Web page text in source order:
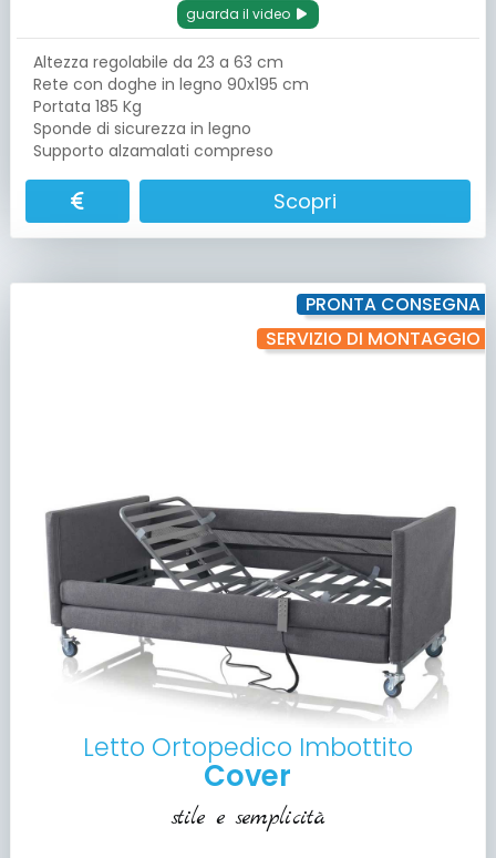
guarda il video
Altezza regolabile da 23 a 63 cm
Rete con doghe in legno 90x195 cm
Portata 185 Kg
Sponde di sicurezza in legno
Supporto alzamalati compreso
Scopri
PRONTA CONSEGNA
SERVIZIO DI MONTAGGIO
Letto Ortopedico Imbottito
Cover
stile e semplicità